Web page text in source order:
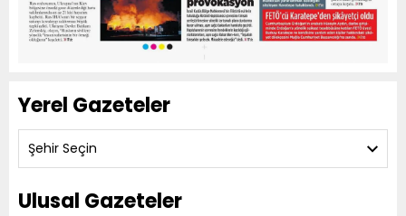
Yerel Gazeteler
Şehir Seçin
Ulusal Gazeteler